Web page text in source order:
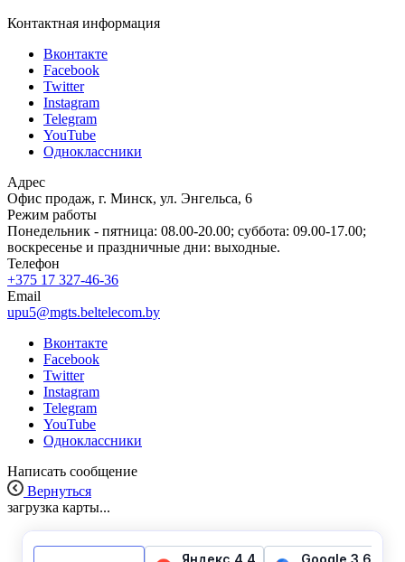
Контактная информация
Вконтакте
Facebook
Twitter
Instagram
Telegram
YouTube
Одноклассники
Адрес
Офис продаж, г. Минск, ул. Энгельса, 6
Режим работы
Понедельник - пятница: 08.00-20.00; суббота: 09.00-17.00;
воскресенье и праздничные дни: выходные.
Телефон
+375 17 327-46-36
Email
upu5@mgts.beltelecom.by
Вконтакте
Facebook
Twitter
Instagram
Telegram
YouTube
Одноклассники
Написать сообщение
Вернуться
загрузка карты...